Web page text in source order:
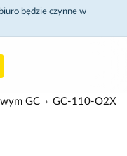
będzie czynne w
GC GC-110-O2X